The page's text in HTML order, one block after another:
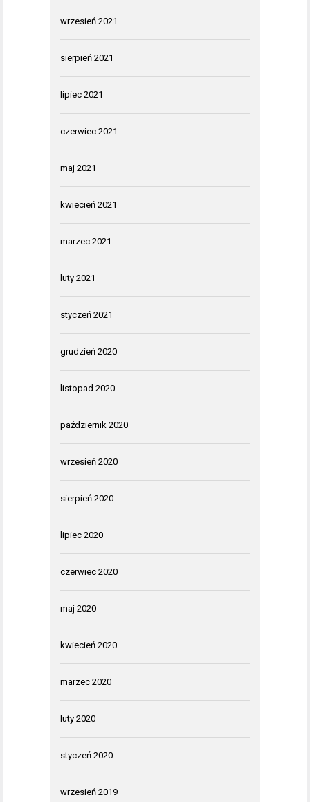
wrzesień 2021
sierpień 2021
lipiec 2021
czerwiec 2021
maj 2021
kwiecień 2021
marzec 2021
luty 2021
styczeń 2021
grudzień 2020
listopad 2020
październik 2020
wrzesień 2020
sierpień 2020
lipiec 2020
czerwiec 2020
maj 2020
kwiecień 2020
marzec 2020
luty 2020
styczeń 2020
wrzesień 2019